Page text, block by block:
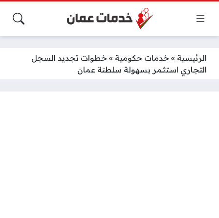
الرئيسية » خدمات حكومية » خطوات تجديد السجل
التجاري استثمر بسهولة سلطنة عمان